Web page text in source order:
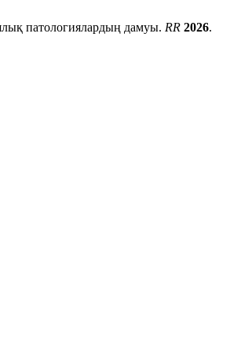
патологиялардың дамуы. RR 2026.